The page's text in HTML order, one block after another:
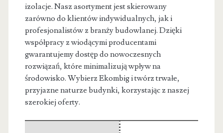
izolacje. Nasz asortyment jest skierowany
zarówno do klientów indywidualnych, jak i
profesjonalistów z branży budowlanej. Dzięki
współpracy z wiodącymi producentami
gwarantujemy dostęp do nowoczesnych
rozwiązań, które minimalizują wpływ na
środowisko. Wybierz Ekombig i twórz trwałe,
przyjazne naturze budynki, korzystając z naszej
szerokiej oferty.